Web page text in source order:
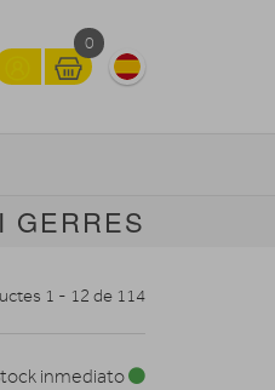
0
GERRES
1 - 12 de 114
inmediato